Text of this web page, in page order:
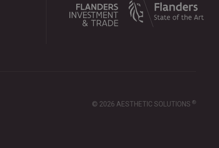
© 2026 AESTHETIC SOLUTIONS ®